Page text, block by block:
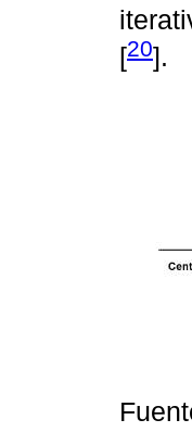
[20].